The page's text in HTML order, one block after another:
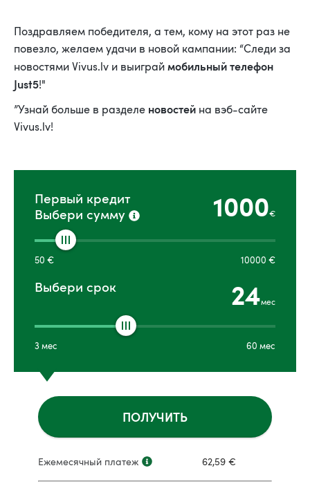
Поздравляем победителя, а тем, кому на этот раз не
повезло, желаем удачи в новой кампании: “Следи за
новостями Vivus.lv и выиграймобильный телефон
Just5!"
”Узнай больше в разделе новостей на вэб-сайте
Vivus.lv!
Первый кредит
Выбери сумму
1000€
50 € 10000 €
Выбери срок 24мес
3 мес 60 мес
ПОЛУЧИТЬ
Ежемесячный платеж 62,59 €